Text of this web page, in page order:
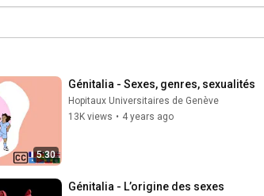
5:30
Génitalia - Sexes, genres, sexualités
Hopitaux Universitaires de Genève
13K views • 4 years ago
Génitalia - L’origine des sexes